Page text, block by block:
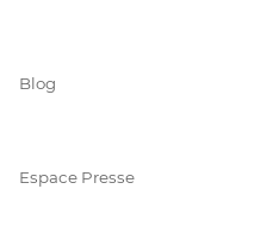
Blog
Espace Presse